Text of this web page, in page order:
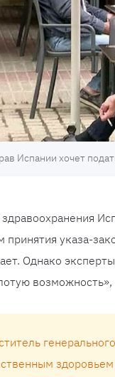
Испании хочет
принятия указа-
Однако